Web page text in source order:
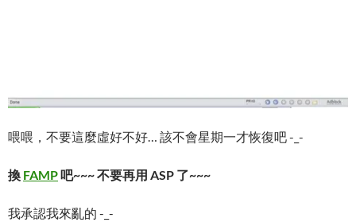
喂喂，不要這麼虛好不好… 該不會星期一才恢復吧 -_-
換 FAMP吧~~~ 不要再用 ASP 了~~~
我承認我來亂的 -_-